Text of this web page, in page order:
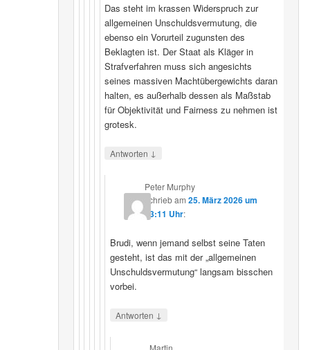
Das steht im krassen Widerspruch zur
allgemeinen Unschuldsvermutung, die
ebenso ein Vorurteil zugunsten des
Beklagten ist. Der Staat als Kläger in
Strafverfahren muss sich angesichts
seines massiven Machtübergewichts daran
halten, es außerhalb dessen als Maßstab
für Objektivität und Fairness zu nehmen ist
grotesk.
Antworten ↓
Peter Murphy
schriebam 25. März 2026 um
23:11 Uhr:
Brudi, wenn jemand selbst seine Taten
gesteht, ist das mit der „allgemeinen
Unschuldsvermutung“ langsam bisschen
vorbei.
Antworten ↓